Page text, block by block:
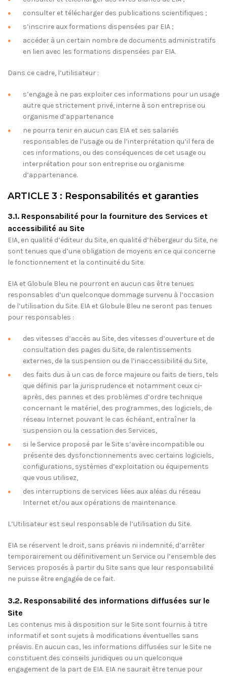
consulter et télécharger des publications scientifiques ;
s’inscrire aux formations dispensées par EIA ;
accéder à un certain nombre de documents administratifs
en lien avec les formations dispensées par EIA.
Dans ce cadre, l’utilisateur :
s’engage à ne pas exploiter ces informations pour un usage
autre que strictement privé, interne à son entreprise ou
organisme d’appartenance
ne pourra tenir en aucun cas EIA et ses salariés
responsables de l’usage ou de l’interprétation qu’il fera de
ces informations, ou des conséquences de cet usage ou
interprétation pour son entreprise ou organisme
d’appartenance.
ARTICLE 3 : Responsabilités et garanties
3.1. Responsabilité pour la fourniture des Services et
accessibilité au Site
EIA, en qualité d’éditeur du Site, en qualité d’hébergeur du Site, ne
sont tenues que d’une obligation de moyens en ce qui concerne
le fonctionnement et la continuité du Site.
EIA et Globule Bleu ne pourront en aucun cas être tenues
responsables d’un quelconque dommage survenu à l’occasion
de l’utilisation du Site. EIA et Globule Bleu ne seront pas tenues
pour responsables :
des vitesses d’accès au Site, des vitesses d’ouverture et de
consultation des pages du Site, de ralentissements
externes, de la suspension ou de l’inaccessibilité du Site,
des faits dus à un cas de force majeure ou faits de tiers, tels
que définis par la jurisprudence et notamment ceux ci-
après, des pannes et des problèmes d’ordre technique
concernant le matériel, des programmes, des logiciels, de
réseau Internet pouvant le cas échéant, entraîner la
suspension ou la cessation des Services,
si le Service proposé par le Site s’avère incompatible ou
présente des dysfonctionnements avec certains logiciels,
configurations, systèmes d’exploitation ou équipements
que vous utilisez,
des interruptions de services liées aux aléas du réseau
Internet et/ou aux opérations de maintenance.
L’Utilisateur est seul responsable de l’utilisation du Site.
EIA se réservent le droit, sans préavis ni indemnité, d’arrêter
temporairement ou définitivement un Service ou l’ensemble des
Services proposés à partir du Site sans que leur responsabilité
ne puisse être engagée de ce fait.
3.2. Responsabilité des informations diffusées sur le
Site
Les contenus mis à disposition sur le Site sont fournis à titre
informatif et sont sujets à modifications éventuelles sans
préavis. En aucun cas, les informations diffusées sur le Site ne
constituent des conseils juridiques ou un quelconque
engagement de la part de EIA. EIA ne saurait être tenue pour